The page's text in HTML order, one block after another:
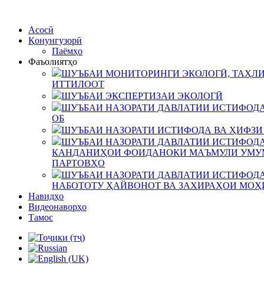
Асосӣ
Қонунгузорӣ
Паёмҳо
Фаъолиятҳо
ШУЪБАИ МОНИТОРИНГИ ЭКОЛОГӢ,
ИТТИЛООТ
ШУЪБАИ ЭКСПЕРТИЗАИ ЭКОЛОГӢ
ШУЪБАИ НАЗОРАТИ ДАВЛАТИИ
ОБ
ШУЪБАИ НАЗОРАТИ ИСТИФОДА ВА
ШУЪБАИ НАЗОРАТИ ДАВЛАТИИ
КАНДАНИҲОИ ФОИДАНОКИ МАЪМУЛИ
ПАРТОВҲО
ШУЪБАИ НАЗОРАТИ ДАВЛАТИИ
НАБОТОТУ ҲАЙВОНОТ ВА ЗАХИРАҲОИ
Навидҳо
Видеонаворҳо
Тамос